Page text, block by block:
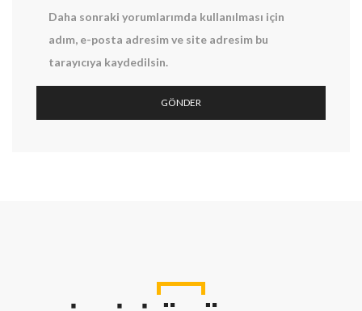
Daha sonraki yorumlarımda kullanılması için
adım, e-posta adresim ve site adresim bu
tarayıcıya kaydedilsin.